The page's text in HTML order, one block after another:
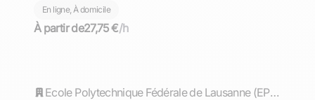
d'autres matières.
En ligne, À domicile
À partir de27,75 €/h
Répond rapidement
Ecole Polytechnique Fédérale de Lausanne (EPFL)